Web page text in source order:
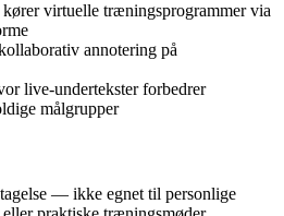
kører virtuelle træningsprogrammer via
annotering på
live-undertekster forbedrer
målgrupper
— ikke egnet til personlige